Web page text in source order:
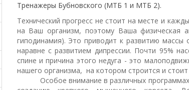
Тренажеры Бубновского (МТБ 1 и МТБ 2).
Технический прогресс не стоит на месте и
на Ваш организм, поэтому Ваша физическая
гиподинамия). Это приводит к развитию массы
наравне с развитием дипрессии. Почти 95%
спине и причина этого недуга - это
нашего организма, на котором строится и
Особое внимание в различных программах